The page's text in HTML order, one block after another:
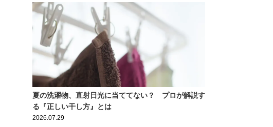
夏の洗濯物、直射日光に当ててない？ プロが解説す
る『正しい干し方』とは
2026.07.29